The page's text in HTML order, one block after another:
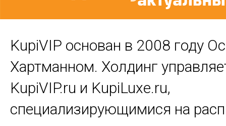
KupiVIP основан в 2008 году
Хартманном. Холдинг
KupiVIP.ru и KupiLuxe.ru,
специализирующимися на